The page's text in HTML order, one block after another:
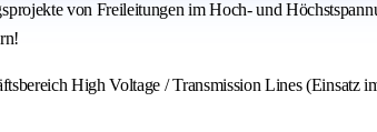
von Freileitungen im Hoch- und
High Voltage / Transmission Lines (Einsatz